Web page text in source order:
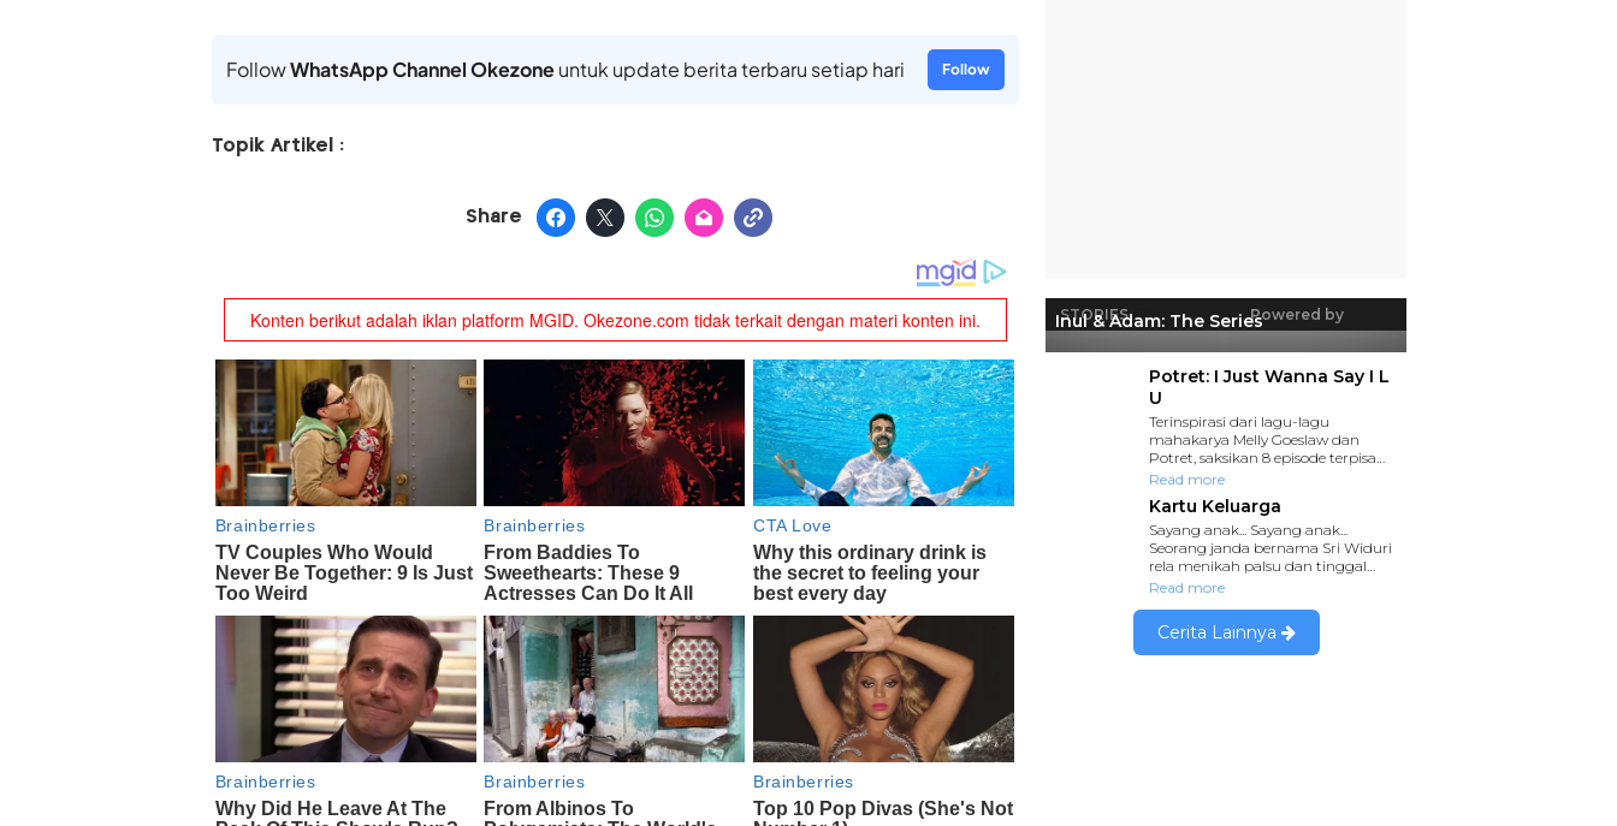
FollowWhatsApp Channel Okezoneuntuk update berita terbaru setiap hari Follow
Topik Artikel :
Share